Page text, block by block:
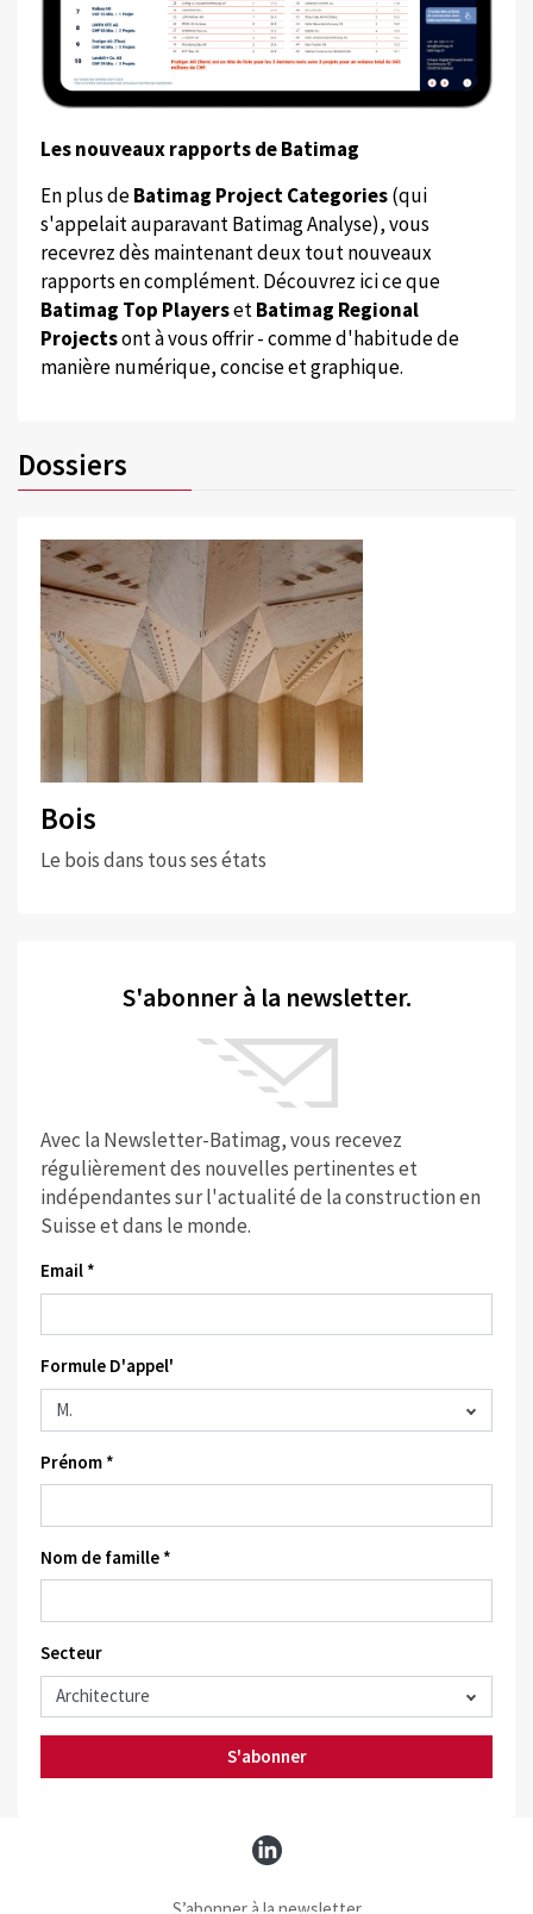
Les nouveaux rapports de Batimag
En plus deBatimag Project Categories(qui
s'appelait auparavant Batimag Analyse), vous
recevrez dès maintenant deux tout nouveaux
rapports en complément. Découvrez ici ce que
Batimag Top PlayersetBatimag Regional
Projectsont à vous offrir - comme d'habitude de
manière numérique, concise et graphique.
Dossiers
Bois
Le bois dans tous ses états
S'abonner à la newsletter.
Avec la Newsletter-Batimag, vous recevez
régulièrement des nouvelles pertinentes et
indépendantes sur l'actualité de la construction en
Suisse et dans le monde.
Email *
Formule D'appel'
Prénom *
Nom de famille *
Secteur
S'abonner
S’abonner à la newsletter